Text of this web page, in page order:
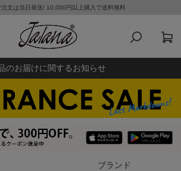
注文は当日発送/ 10,000円以上購入で送料無料
のお届けに関するお知らせ
ブランド